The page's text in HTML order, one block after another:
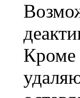
Кроме